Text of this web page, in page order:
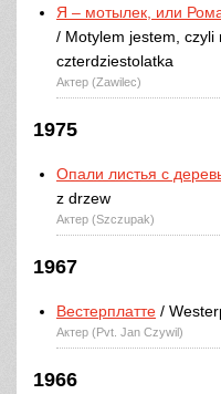
Я – мотылек, или
/ Motylem jestem, czyli
czterdziestolatka
Актер (Zawilec)
1975
Опали листья с
z drzew
Актер (Szczupak)
1967
Вестерплатте /
Актер (Pvt. Jan Czywil)
1966